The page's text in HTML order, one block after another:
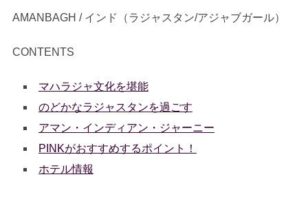
AMANBAGH / インド（ラジャスタン/アジャブガール）
CONTENTS
マハラジャ文化を堪能
のどかなラジャスタンを過ごす
アマン・インディアン・ジャーニー
PINKがおすすめするポイント！
ホテル情報